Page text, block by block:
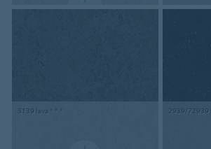
3139 lava * * * 2939/72939